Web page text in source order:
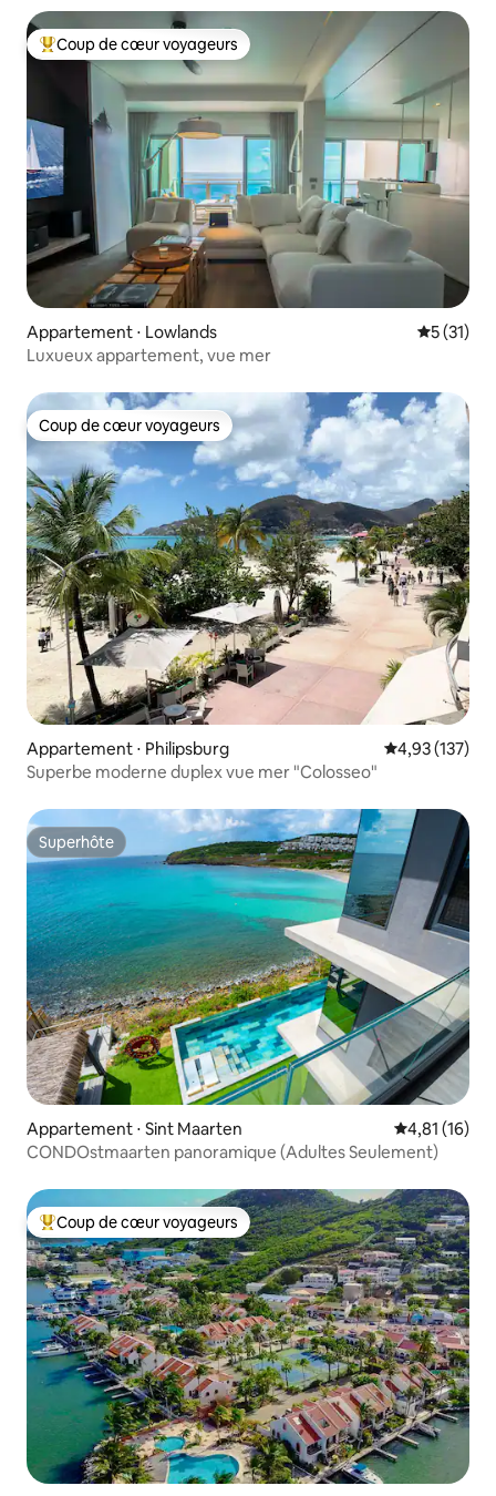
Coups de cœur voyageurs les plus appréciés
Coup de cœur voyageurs
Appartement ⋅ Lowlands
5 (31)
Luxueux appartement, vue mer
Coup de cœur voyageurs
Coup de cœur voyageurs
Appartement ⋅ Philipsburg Évaluation
4,93 (137)
Superbe moderne duplex vue mer "Colosseo"
Superhôte
Superhôte
Appartement ⋅ Sint Maarten Évaluation
4,81 (16)
CONDOstmaarten panoramique (Adultes Seulement)
Coups de cœur voyageurs les plus appréciés
Coup de cœur voyageurs